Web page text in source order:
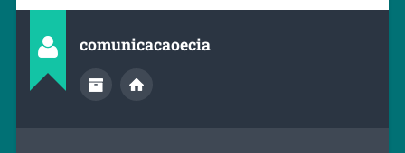
comunicacaoecia